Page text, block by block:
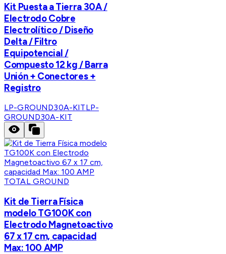
Kit Puesta a Tierra 30A /
Electrodo Cobre
Electrolítico / Diseño
Delta / Filtro
Equipotencial /
Compuesto 12 kg / Barra
Unión + Conectores +
Registro
LP-GROUND30A-KITLP-
GROUND30A-KIT
TOTAL GROUND
Kit de Tierra Física
modelo TG100K con
Electrodo Magnetoactivo
67 x 17 cm, capacidad
Max: 100 AMP